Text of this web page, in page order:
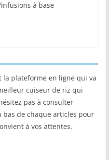
à base
la plateforme en ligne qui va
cuiseur de riz qui
pas à consulter
bas de chaque articles pour
à vos attentes.